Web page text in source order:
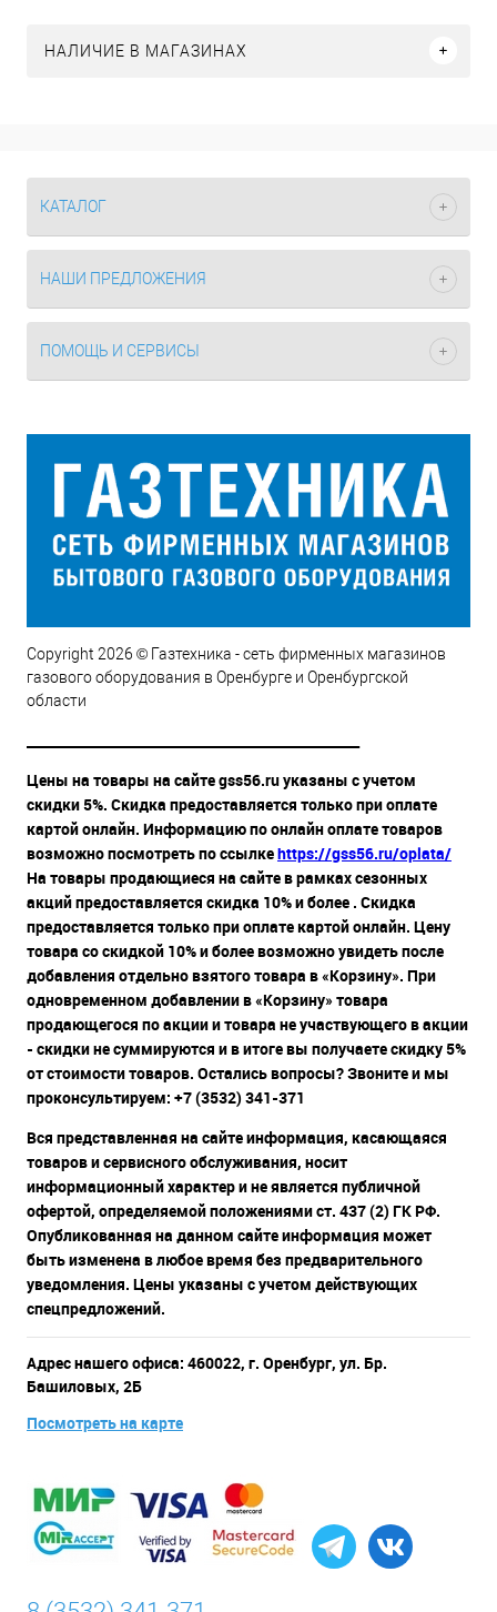
НАЛИЧИЕ В МАГАЗИНАХ
КАТАЛОГ
НАШИ ПРЕДЛОЖЕНИЯ
ПОМОЩЬ И СЕРВИСЫ
Copyright 2026 © Газтехника - сеть фирменных магазинов
газового оборудования в Оренбурге и Оренбургской
области
Цены на товары на сайте gss56.ru указаны с учетом
скидки 5%. Скидка предоставляется только при оплате
картой онлайн. Информацию по онлайн оплате товаров
возможно посмотреть по ссылкеhttps://gss56.ru/oplata/
На товары продающиеся на сайте в рамках сезонных
акций предоставляется скидка 10% и более . Скидка
предоставляется только при оплате картой онлайн. Цену
товара со скидкой 10% и более возможно увидеть после
добавления отдельно взятого товара в «Корзину». При
одновременном добавлении в «Корзину» товара
продающегося по акции и товара не участвующего в акции
- скидки не суммируются и в итоге вы получаете скидку 5%
от стоимости товаров. Остались вопросы? Звоните и мы
проконсультируем: +7 (3532) 341-371
Вся представленная на сайте информация, касающаяся
товаров и сервисного обслуживания, носит
информационный характер и не является публичной
офертой, определяемой положениями ст. 437 (2) ГК РФ.
Опубликованная на данном сайте информация может
быть изменена в любое время без предварительного
уведомления. Цены указаны с учетом действующих
спецпредложений.
Адрес нашего офиса: 460022, г. Оренбург, ул. Бр.
Башиловых, 2Б
Посмотреть на карте